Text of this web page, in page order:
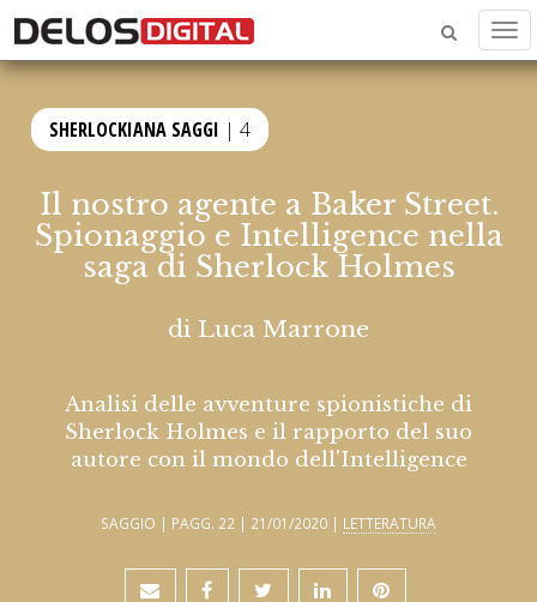
SHERLOCKIANA SAGGI | 4
Il nostro agente a Baker Street.
Spionaggio e Intelligence nella
saga di Sherlock Holmes
di Luca Marrone
Analisi delle avventure spionistiche di
Sherlock Holmes e il rapporto del suo
autore con il mondo dell'Intelligence
SAGGIO | PAGG. 22 | 21/01/2020 | LETTERATURA